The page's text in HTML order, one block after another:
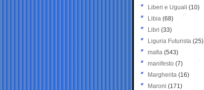
Liberi e Uguali (10)
Libia (68)
Libri (33)
Liguria Futurista (25)
mafia (543)
manifesto (7)
Margherita (16)
Maroni (171)